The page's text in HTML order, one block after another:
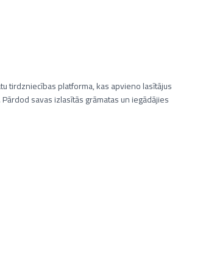
tirdzniecības platforma, kas apvieno lasītājus
savas izlasītās grāmatas un iegādājies